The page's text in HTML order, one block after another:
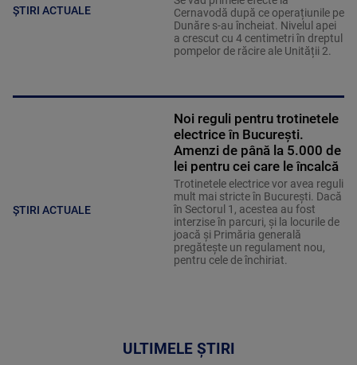
ȘTIRI ACTUALE
Cernavodă după ce operațiunile pe
Dunăre s-au încheiat. Nivelul apei
a crescut cu 4 centimetri în dreptul
pompelor de răcire ale Unității 2.
ȘTIRI ACTUALE
Noi reguli pentru trotinetele
electrice în București.
Amenzi de până la 5.000 de
lei pentru cei care le încalcă
Trotinetele electrice vor avea reguli
mult mai stricte în București. Dacă
în Sectorul 1, acestea au fost
interzise în parcuri, și la locurile de
joacă și Primăria generală
pregătește un regulament nou,
pentru cele de închiriat.
ULTIMELE ȘTIRI